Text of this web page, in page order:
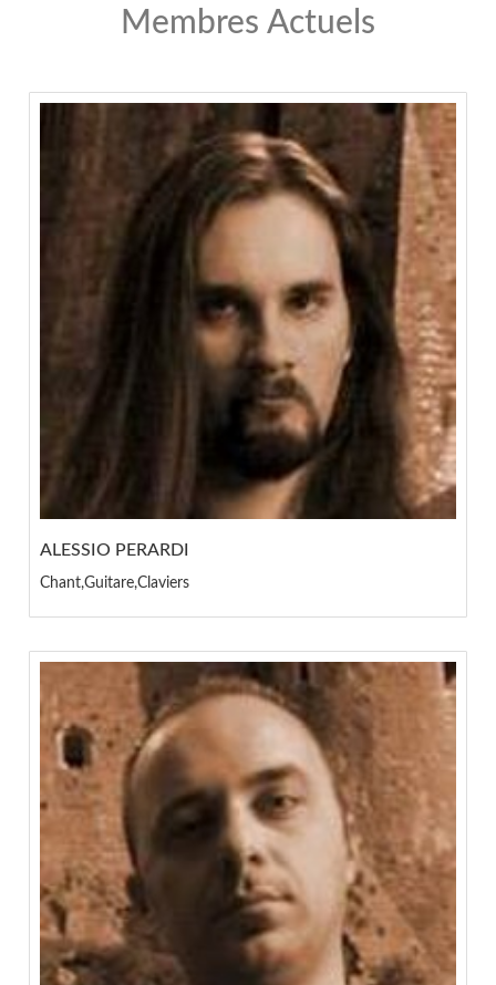
Membres Actuels
ALESSIO PERARDI
Chant,Guitare,Claviers